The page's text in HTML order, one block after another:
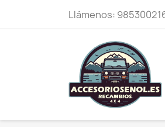
Llámenos: